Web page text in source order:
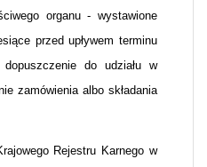
organu - wystawione
przed upływem terminu
do udziału w
zamówienia albo składania
Rejestru Karnego w